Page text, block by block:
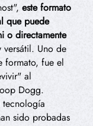
este formato
que puede
o directamente
Uno de
formato, fue el
al
Dogg.
tecnología
sido probadas